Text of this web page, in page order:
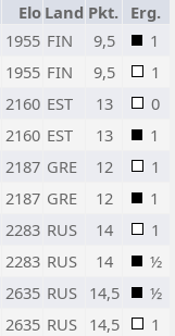
Elo Land Pkt. Erg.
1955 FIN 9,5
1
1955 FIN 9,5
1
2160 EST 13
0
2160 EST 13
1
2187 GRE 12
1
2187 GRE 12
1
2283 RUS 14
1
2283 RUS 14
½
2635 RUS 14,5
½
2635 RUS 14,5
1